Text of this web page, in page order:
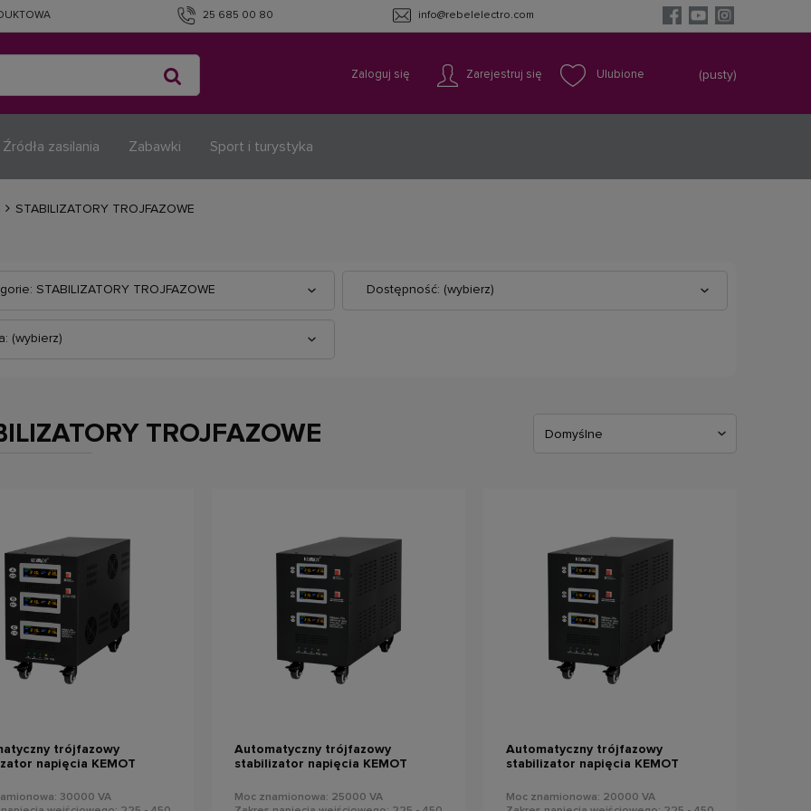
25 685 00 80 info@rebelelectro.com
Zarejestruj się
Zaloguj się (pusty)
Źródła zasilania Zabawki Sport i turystyka
STABILIZATORY TROJFAZOWE
STABILIZATORY TROJFAZOWE Dostępność: (wybierz)
(wybierz)
TROJFAZOWE
trójfazowy
napięcia KEMOT
30000 VA
Automatyczny trójfazowy
stabilizator napięcia KEMOT
Moc znamionowa: 25000 VA
Automatyczny trójfazowy
stabilizator napięcia KEMOT
Moc znamionowa: 20000 VA